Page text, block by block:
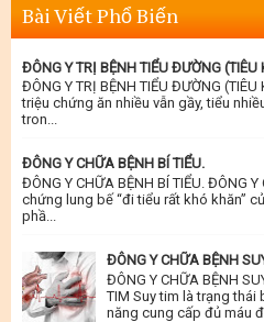
Bài Viết Phổ Biến
ĐÔNG Y TRỊ BỆNH TIỂU ĐƯỜNG (TIÊU
ĐÔNG Y TRỊ BỆNH TIỂU ĐƯỜNG
triệu chứng ăn nhiều vẫn gầy, tiểu
tron...
ĐÔNG Y CHỮA BỆNH BÍ TIỂU.
ĐÔNG Y CHỮA BỆNH BÍ TIỂU. ĐÔNG
chứng lung bế “đi tiểu rất khó khăn”
phầ...
ĐÔNG Y CHỮA BỆNH
ĐÔNG Y CHỮA BỆNH
TIM Suy tim là trạng
năng cung cấp đủ máu